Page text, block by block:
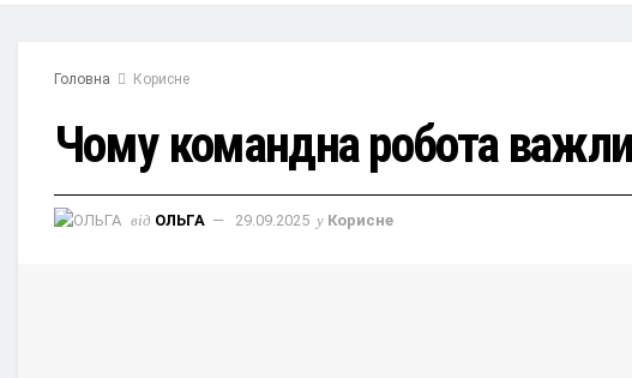
Головна Корисне
Чому командна робота
від ОЛЬГА 29.09.2025 у Корисне